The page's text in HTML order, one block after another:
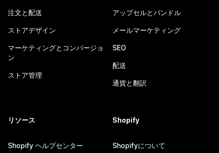
注文と配送
ストアデザイン
マーケティングとコンバージョ
ン
ストア管理
アップセルとバンドル
メールマーケティング
SEO
配送
通貨と翻訳
リソース
Shopify ヘルプセンター
Shopify
Shopifyについて